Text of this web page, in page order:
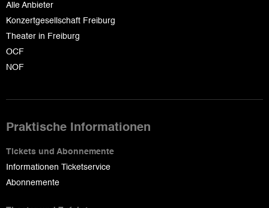
Alle Anbieter
Konzertgesellschaft Freiburg
Theater in Freiburg
OCF
NOF
Praktische Informationen
Tickets und Abonnemente
Informationen Ticketservice
Abonnemente